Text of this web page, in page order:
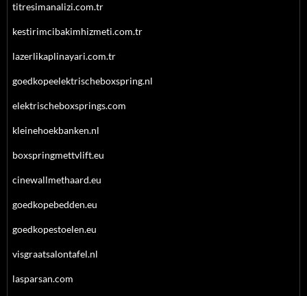
titresimanalizi.com.tr
kestirimcibakimhizmeti.com.tr
lazerlikaplinayari.com.tr
goedkopeelektrischeboxspring.nl
elektrischeboxsprings.com
kleinehoekbanken.nl
boxspringmettvlift.eu
cinewallmethaard.eu
goedkopebedden.eu
goedkopestoelen.eu
visgraatsalontafel.nl
lasparsan.com